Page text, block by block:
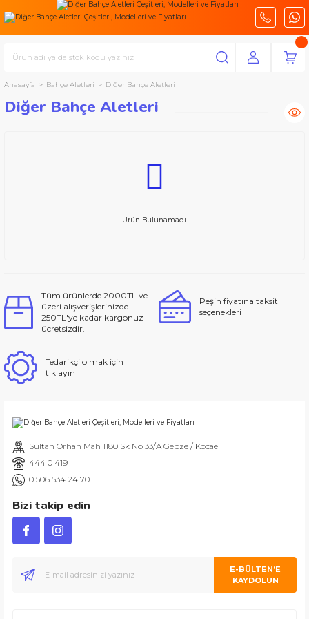
Anasayfa Bahçe Aletleri Diğer Bahçe Aletleri
Diğer Bahçe Aletleri
Ürün Bulunamadı.
Tüm ürünlerde 2000TL ve
üzeri alışverişlerinizde
250TL'ye kadar kargonuz
ücretsizdir.
Peşin fiyatına taksit
seçenekleri
Tedarikçi olmak için
tıklayın
Sultan Orhan Mah 1180 Sk No 33/A Gebze / Kocaeli
444 0 419
0 506 534 24 70
Bizi takip edin
E-BÜLTEN’E
KAYDOLUN